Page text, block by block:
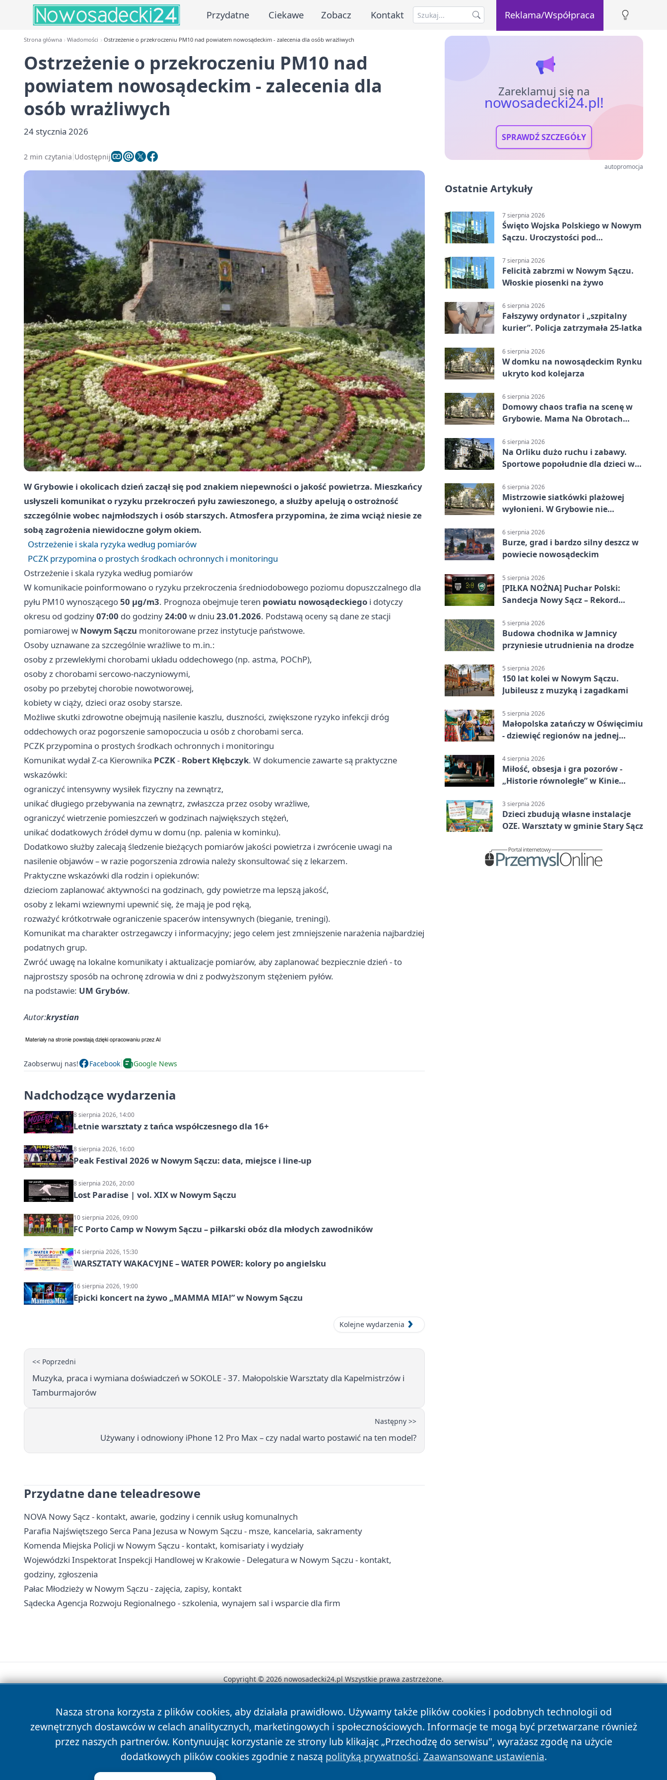
Przydatne Ciekawe Zobacz Kontakt Reklama/Współpraca
Strona główna Wiadomości Ostrzeżenie o przekroczeniu PM10 nad powiatem nowosądeckim - zalecenia dla osób wrażliwych
Ostrzeżenie o przekroczeniu PM10 nad
powiatem nowosądeckim - zalecenia dla
osób wrażliwych
24 stycznia 2026
2 min czytania Udostępnij
W Grybowie i okolicach dzień zaczął się pod znakiem niepewności o jakość powietrza. Mieszkańcy
usłyszeli komunikat o ryzyku przekroczeń pyłu zawieszonego, a służby apelują o ostrożność
szczególnie wobec najmłodszych i osób starszych. Atmosfera przypomina, że zima wciąż niesie ze
sobą zagrożenia niewidoczne gołym okiem.
Ostrzeżenie i skala ryzyka według pomiarów
PCZK przypomina o prostych środkach ochronnych i monitoringu
Ostrzeżenie i skala ryzyka według pomiarów
W komunikacie poinformowano o ryzyku przekroczenia średniodobowego poziomu dopuszczalnego dla
pyłu PM10 wynoszącego50 µg/m3. Prognoza obejmuje teren powiatu nowosądeckiego i dotyczy
okresu od godziny07:00 do godziny24:00 w dniu 23.01.2026. Podstawą oceny są dane ze stacji
pomiarowej w Nowym Sączu monitorowane przez instytucje państwowe.
Osoby uznawane za szczególnie wrażliwe to m.in.:
osoby z przewlekłymi chorobami układu oddechowego (np. astma, POChP),
osoby z chorobami sercowo-naczyniowymi,
osoby po przebytej chorobie nowotworowej,
kobiety w ciąży, dzieci oraz osoby starsze.
Możliwe skutki zdrowotne obejmują nasilenie kaszlu, duszności, zwiększone ryzyko infekcji dróg
oddechowych oraz pogorszenie samopoczucia u osób z chorobami serca.
PCZK przypomina o prostych środkach ochronnych i monitoringu
Komunikat wydał Z-ca Kierownika PCZK- Robert Kłębczyk. W dokumencie zawarte są praktyczne
wskazówki:
ograniczyć intensywny wysiłek fizyczny na zewnątrz,
unikać długiego przebywania na zewnątrz, zwłaszcza przez osoby wrażliwe,
ograniczyć wietrzenie pomieszczeń w godzinach największych stężeń,
unikać dodatkowych źródeł dymu w domu (np. palenia w kominku).
Dodatkowo służby zalecają śledzenie bieżących pomiarów jakości powietrza i zwrócenie uwagi na
nasilenie objawów – w razie pogorszenia zdrowia należy skonsultować się z lekarzem.
Praktyczne wskazówki dla rodzin i opiekunów:
dzieciom zaplanować aktywności na godzinach, gdy powietrze ma lepszą jakość,
osoby z lekami wziewnymi upewnić się, że mają je pod ręką,
rozważyć krótkotrwałe ograniczenie spacerów intensywnych (bieganie, treningi).
Komunikat ma charakter ostrzegawczy i informacyjny; jego celem jest zmniejszenie narażenia najbardziej
podatnych grup.
Zwróć uwagę na lokalne komunikaty i aktualizacje pomiarów, aby zaplanować bezpiecznie dzień - to
najprostszy sposób na ochronę zdrowia w dni z podwyższonym stężeniem pyłów.
na podstawie: UM Grybów.
Autor:krystian
Zaobserwuj nas! Facebook Google News
Nadchodzące wydarzenia
8 sierpnia 2026, 14:00
Letnie warsztaty z tańca współczesnego dla 16+
8 sierpnia 2026, 16:00
Peak Festival 2026 w Nowym Sączu: data, miejsce i line-up
8 sierpnia 2026, 20:00
Lost Paradise | vol. XIX w Nowym Sączu
10 sierpnia 2026, 09:00
FC Porto Camp w Nowym Sączu – piłkarski obóz dla młodych zawodników
14 sierpnia 2026, 15:30
WARSZTATY WAKACYJNE – WATER POWER: kolory po angielsku
16 sierpnia 2026, 19:00
Epicki koncert na żywo „MAMMA MIA!” w Nowym Sączu
Kolejne wydarzenia
<< Poprzedni
Muzyka, praca i wymiana doświadczeń w SOKOLE - 37. Małopolskie Warsztaty dla Kapelmistrzów i
Tamburmajorów
Następny >>
Używany i odnowiony iPhone 12 Pro Max – czy nadal warto postawić na ten model?
Przydatne dane teleadresowe
NOVA Nowy Sącz - kontakt, awarie, godziny i cennik usług komunalnych
Parafia Najświętszego Serca Pana Jezusa w Nowym Sączu - msze, kancelaria, sakramenty
Komenda Miejska Policji w Nowym Sączu - kontakt, komisariaty i wydziały
Wojewódzki Inspektorat Inspekcji Handlowej w Krakowie - Delegatura w Nowym Sączu - kontakt,
godziny, zgłoszenia
Pałac Młodzieży w Nowym Sączu - zajęcia, zapisy, kontakt
Sądecka Agencja Rozwoju Regionalnego - szkolenia, wynajem sal i wsparcie dla firm
Zareklamuj się na
nowosadecki24.pl!
SPRAWDŹ SZCZEGÓŁY
autopromocja
Ostatnie Artykuły
7 sierpnia 2026
Święto Wojska Polskiego w Nowym
Sączu. Uroczystości pod
7 sierpnia 2026
Felicità zabrzmi w Nowym Sączu.
Włoskie piosenki na żywo
6 sierpnia 2026
Fałszywy ordynator i „szpitalny
kurier”. Policja zatrzymała 25-latka
6 sierpnia 2026
W domku na nowosądeckim Rynku
ukryto kod kolejarza
6 sierpnia 2026
Domowy chaos trafia na scenę w
Grybowie. Mama Na Obrotach
6 sierpnia 2026
Na Orliku dużo ruchu i zabawy.
Sportowe popołudnie dla dzieci w
6 sierpnia 2026
Mistrzowie siatkówki plażowej
wyłonieni. W Grybowie nie
6 sierpnia 2026
Burze, grad i bardzo silny deszcz w
powiecie nowosądeckim
5 sierpnia 2026
[PIŁKA NOŻNA] Puchar Polski:
Sandecja Nowy Sącz – Rekord
5 sierpnia 2026
Budowa chodnika w Jamnicy
przyniesie utrudnienia na drodze
5 sierpnia 2026
150 lat kolei w Nowym Sączu.
Jubileusz z muzyką i zagadkami
5 sierpnia 2026
Małopolska zatańczy w Oświęcimiu
- dziewięć regionów na jednej
4 sierpnia 2026
Miłość, obsesja i gra pozorów -
„Historie równoległe” w Kinie
3 sierpnia 2026
Dzieci zbudują własne instalacje
OZE. Warsztaty w gminie Stary Sącz
Nasza strona korzysta z plików cookies, aby działała prawidłowo. Używamy także plików cookies i podobnych technologii od
zewnętrznych dostawców w celach analitycznych, marketingowych i społecznościowych. Informacje te mogą być przetwarzane również
przez naszych partnerów. Kontynuując korzystanie ze strony lub klikając „Przechodzę do serwisu", wyrażasz zgodę na użycie
dodatkowych plików cookies zgodnie z naszą polityką prywatności. Zaawansowane ustawienia.
Copyright © 2026 nowosadecki24.pl Wszystkie prawa zastrzeżone.
News Autorzy Polityka Prywatności Polityka Cookies